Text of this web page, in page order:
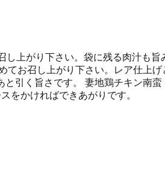
上がり下さい。袋に残る肉汁も
お召し上がり下さい。レア仕上
引く旨さです。 妻地鶏チキン南
をかければできあがりです。